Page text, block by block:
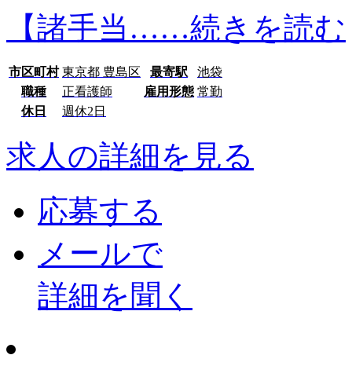
【諸手当……続きを読む
市区町村 東京都 豊島区 最寄駅
池袋
職種
正看護師 雇用形態 常勤
休日
週休2日
求人の詳細を見る
応募する
メールで
詳細を聞く